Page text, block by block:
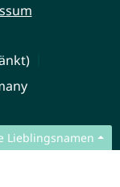
Lieblingsnamen